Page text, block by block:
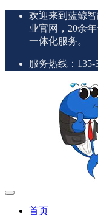
欢迎来到蓝鲸
业官网，20余
一体化服务。
服务热线：135-
首页